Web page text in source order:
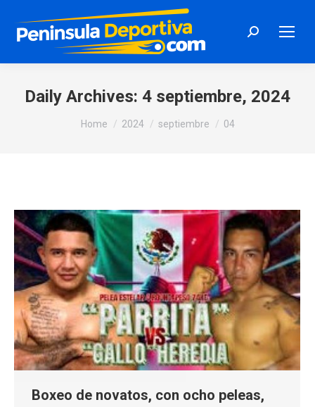
Search:
Daily Archives: 4 septiembre, 2024
You are here:
Home 2024 septiembre 04
Boxeo de novatos, con ocho peleas,